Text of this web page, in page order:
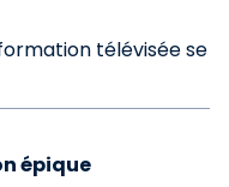
télévisée se
épique